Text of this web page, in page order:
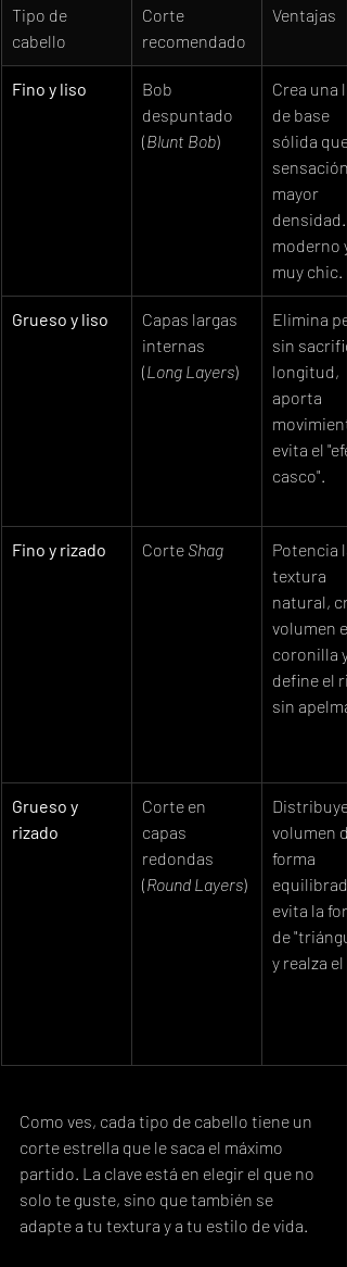
Tipo de
cabello
Corte
recomendado
Ventajas
Fino y liso
Bob
despuntado
(Blunt Bob)
Crea una
de base
sólida que
sensación
mayor
densidad.
moderno y
muy chic.
Grueso y liso
Capas largas
internas
(Long Layers)
Elimina
sin
longitud,
aporta
evita el
casco".
Fino y rizado Corte Shag
Potencia la
textura
natural,
volumen
coronilla y
define el
sin
Grueso y
rizado
Corte en
capas
redondas
(Round Layers)
Distribuye
volumen
forma
evita la
de
y realza el
Como ves, cada tipo de cabello tiene un
corte estrella que le saca el máximo
partido. La clave está en elegir el que no
solo te guste, sino que también se
adapte a tu textura y a tu estilo de vida.